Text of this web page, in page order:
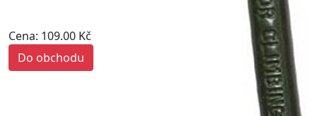
Cena: 109.00 Kč
Do obchodu